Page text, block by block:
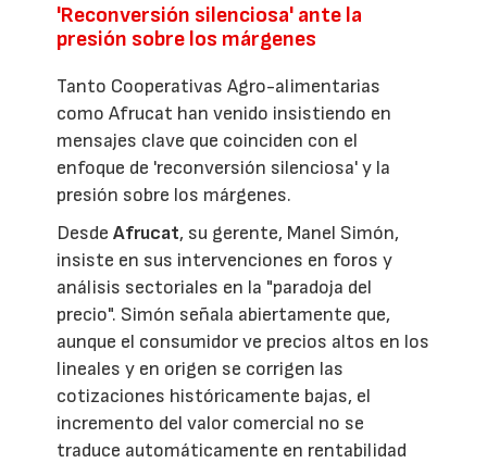
'Reconversión silenciosa' ante la
presión sobre los márgenes
Tanto Cooperativas Agro-alimentarias
como Afrucat han venido insistiendo en
mensajes clave que coinciden con el
enfoque de 'reconversión silenciosa' y la
presión sobre los márgenes.
DesdeAfrucat, su gerente, Manel Simón,
insiste en sus intervenciones en foros y
análisis sectoriales en la "paradoja del
precio". Simón señala abiertamente que,
aunque el consumidor ve precios altos en los
lineales y en origen se corrigen las
cotizaciones históricamente bajas, el
incremento del valor comercial no se
traduce automáticamente en rentabilidad